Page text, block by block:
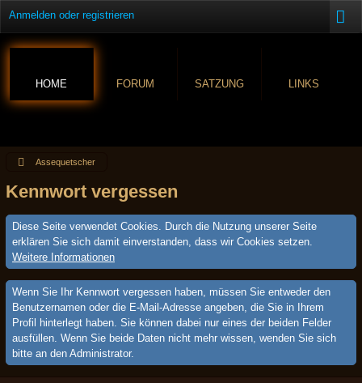
Anmelden oder registrieren
HOME FORUM SATZUNG LINKS
Assequetscher
Kennwort vergessen
Diese Seite verwendet Cookies. Durch die Nutzung unserer Seite
erklären Sie sich damit einverstanden, dass wir Cookies setzen.
Weitere Informationen
Wenn Sie Ihr Kennwort vergessen haben, müssen Sie entweder den
Benutzernamen oder die E-Mail-Adresse angeben, die Sie in Ihrem
Profil hinterlegt haben. Sie können dabei nur eines der beiden Felder
ausfüllen. Wenn Sie beide Daten nicht mehr wissen, wenden Sie sich
bitte an den Administrator.